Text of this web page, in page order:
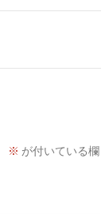
※ が付いている欄